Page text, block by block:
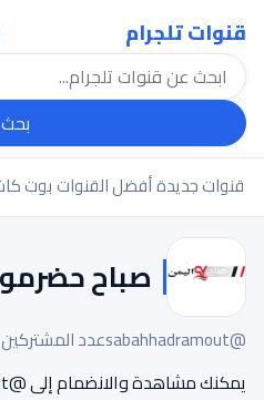
قنوات تلجرام
بحث
قنوات جديدةأفضل القنواتبوت
صباح
@sabahhadramout
عدد المشتركين:
يمكنك مشاهدة والانضمام إلى @sabahhadramout مباشرة.